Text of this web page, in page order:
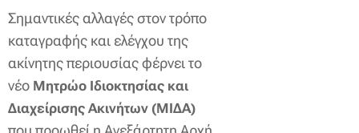
Σημαντικές αλλαγές στον τρόπο
καταγραφής και ελέγχου της
ακίνητης περιουσίας φέρνει το
νέο Μητρώο Ιδιοκτησίας και
Διαχείρισης Ακινήτων (ΜΙΔΑ)